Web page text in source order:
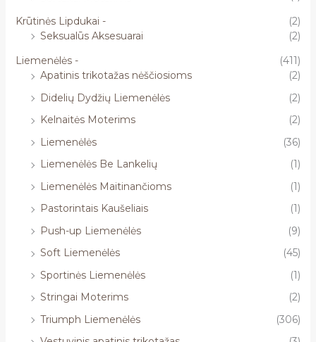
Krūtinės Lipdukai -
(2)
Seksualūs Aksesuarai
(2)
Liemenėlės -
(411)
Apatinis trikotažas nėščiosioms
(2)
Didelių Dydžių Liemenėlės
(2)
Kelnaitės Moterims
(2)
Liemenėlės
(36)
Liemenėlės Be Lankelių
(1)
Liemenėlės Maitinančioms
(1)
Pastorintais Kaušeliais
(1)
Push-up Liemenėlės
(9)
Soft Liemenėlės
(45)
Sportinės Liemenėlės
(1)
Stringai Moterims
(2)
Triumph Liemenėlės
(306)